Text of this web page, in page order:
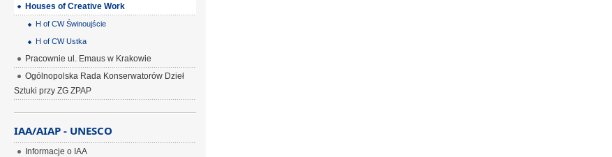
Houses of Creative Work
H of CW Świnoujście
H of CW Ustka
Pracownie ul. Emaus w Krakowie
Ogólnopolska Rada Konserwatorów Dzieł
Sztuki przy ZG ZPAP
IAA/AIAP - UNESCO
Informacje o IAA